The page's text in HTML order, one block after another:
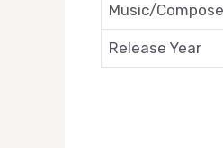
Music/
Release Year